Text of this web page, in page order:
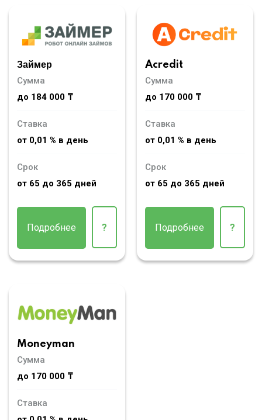
Займер
Сумма
до 184 000 ₸
Ставка
от 0,01 % в день
Срок
от 65 до 365 дней
Подробнее ?
Acredit
Сумма
до 170 000 ₸
Ставка
от 0,01 % в день
Срок
от 65 до 365 дней
Подробнее ?
Moneyman
Сумма
до 170 000 ₸
Ставка